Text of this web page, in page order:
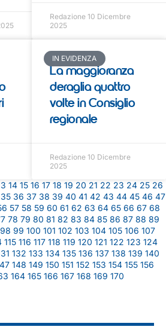
Redazione 10 Dicembre
2025
IN EVIDENZA
La maggioranza
deraglia quattro
volte in Consiglio
regionale
Redazione 10 Dicembre
2025
14 15 16 17 18 19 20 21 22 23 24 25 26
35 36 37 38 39 40 41 42 43 44 45 46 47
57 58 59 60 61 62 63 64 65 66 67 68
78 79 80 81 82 83 84 85 86 87 88 89
98 99 100 101 102 103 104 105 106 107
115 116 117 118 119 120 121 122 123 124
132 133 134 135 136 137 138 139 140
148 149 150 151 152 153 154 155 156
164 165 166 167 168 169 170